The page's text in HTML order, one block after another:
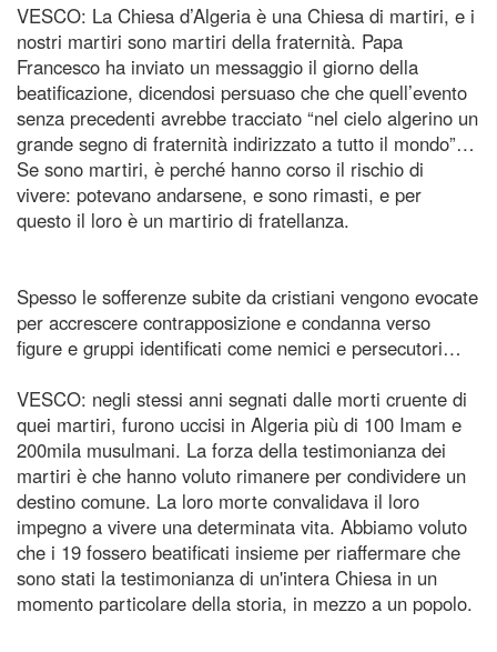
VESCO: La Chiesa d’Algeria è una Chiesa di martiri, e i
nostri martiri sono martiri della fraternità. Papa
Francesco ha inviato un messaggio il giorno della
beatificazione, dicendosi persuaso che che quell’evento
senza precedenti avrebbe tracciato “nel cielo algerino un
grande segno di fraternità indirizzato a tutto il mondo”…
Se sono martiri, è perché hanno corso il rischio di
vivere: potevano andarsene, e sono rimasti, e per
questo il loro è un martirio di fratellanza.
Spesso le sofferenze subite da cristiani vengono evocate
per accrescere contrapposizione e condanna verso
figure e gruppi identificati come nemici e persecutori…
VESCO: negli stessi anni segnati dalle morti cruente di
quei martiri, furono uccisi in Algeria più di 100 Imam e
200mila musulmani. La forza della testimonianza dei
martiri è che hanno voluto rimanere per condividere un
destino comune. La loro morte convalidava il loro
impegno a vivere una determinata vita. Abbiamo voluto
che i 19 fossero beatificati insieme per riaffermare che
sono stati la testimonianza di un'intera Chiesa in un
momento particolare della storia, in mezzo a un popolo.